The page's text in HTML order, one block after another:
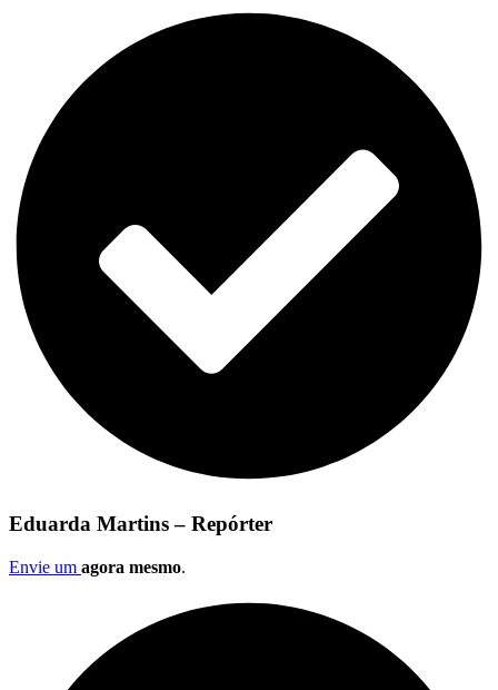
Eduarda Martins – Repórter
Envie um agora mesmo.